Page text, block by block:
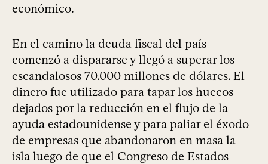
económico.
En el camino la deuda fiscal del país
comenzó a dispararse y llegó a superar los
escandalosos 70.000 millones de dólares. El
dinero fue utilizado para tapar los huecos
dejados por la reducción en el flujo de la
ayuda estadounidense y para paliar el éxodo
de empresas que abandonaron en masa la
isla luego de que el Congreso de Estados